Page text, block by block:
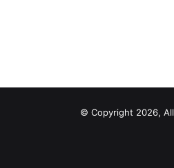
© Copyright 2026,